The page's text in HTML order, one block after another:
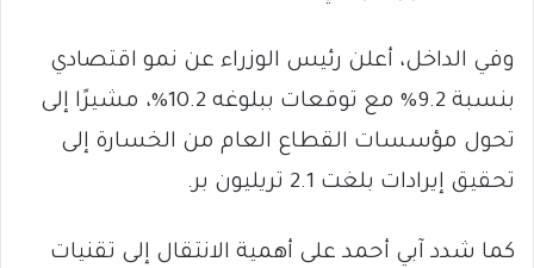
وفي الداخل، أعلن رئيس الوزراء عن نمو اقتصادي
بنسبة 9.2% مع توقعات ببلوغه 10.2%، مشيرًا إلى
تحول مؤسسات القطاع العام من الخسارة إلى
تحقيق إيرادات بلغت 2.1 تريليون بر.
كما شدد آبي أحمد على أهمية الانتقال إلى تقنيات